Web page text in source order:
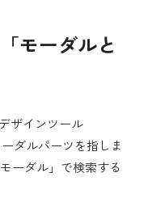
モーダルと
ザインツール
ダルパーツを指しま
ーダル」で検索する